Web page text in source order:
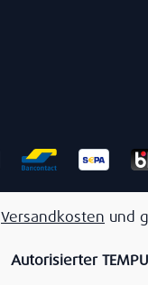
Versandkosten und
Autorisierter